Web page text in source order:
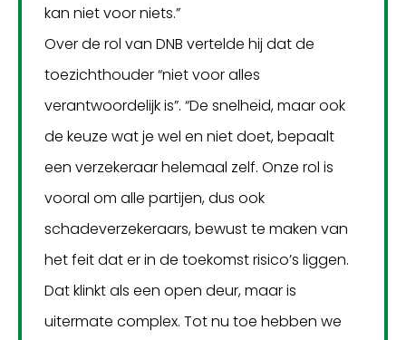
kan niet voor niets.”
Over de rol van DNB vertelde hij dat de
toezichthouder “niet voor alles
verantwoordelijk is”. “De snelheid, maar ook
de keuze wat je wel en niet doet, bepaalt
een verzekeraar helemaal zelf. Onze rol is
vooral om alle partijen, dus ook
schadeverzekeraars, bewust te maken van
het feit dat er in de toekomst risico’s liggen.
Dat klinkt als een open deur, maar is
uitermate complex. Tot nu toe hebben we